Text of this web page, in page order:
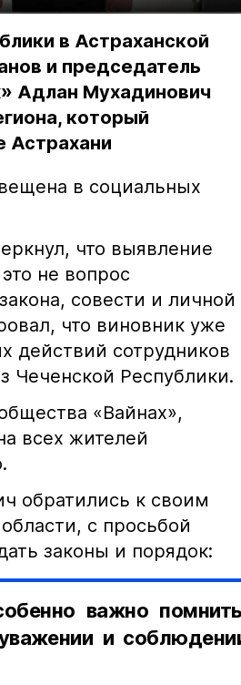
в Астраханской
и председатель
Адлан Мухадинович
который
Астрахани
в социальных
что выявление
не вопрос
совести и личной
что виновник уже
действий сотрудников
Чеченской Республики.
«Вайнах»,
всех жителей
обратились к своим
с просьбой
законы и порядок:
важно
и